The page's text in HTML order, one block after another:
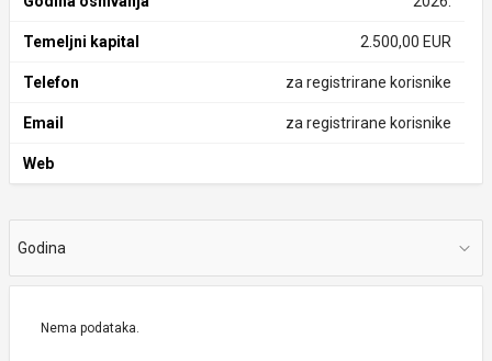
Temeljni kapital 2.500,00 EUR
Telefon za registrirane korisnike
Email za registrirane korisnike
Web
Godina
Nema podataka.